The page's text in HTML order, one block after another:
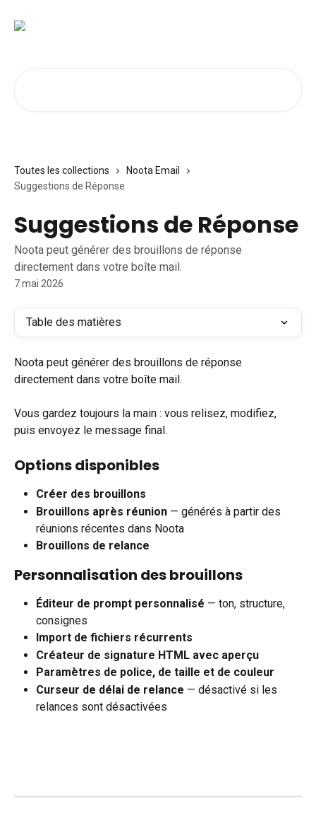
Toutes les collections
Noota Email
Suggestions de Réponse
Suggestions de Réponse
Noota peut générer des brouillons de réponse
directement dans votre boîte mail.
7 mai 2026
Table des matières
Noota peut générer des brouillons de réponse
directement dans votre boîte mail.
Vous gardez toujours la main : vous relisez, modifiez,
puis envoyez le message final.
Options disponibles
Créer des brouillons
Brouillons après réunion — générés à partir des
réunions récentes dans Noota
Brouillons de relance
Personnalisation des brouillons
Éditeur de prompt personnalisé — ton, structure,
consignes
Import de fichiers récurrents
Créateur de signature HTML avec aperçu
Paramètres de police, de taille et de couleur
Curseur de délai de relance — désactivé si les
relances sont désactivées